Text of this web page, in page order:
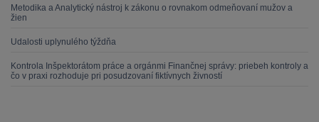
Metodika a Analytický nástroj k zákonu o rovnakom odmeňovaní mužov a
žien
Udalosti uplynulého týždňa
Kontrola Inšpektorátom práce a orgánmi Finančnej správy: priebeh kontroly a
čo v praxi rozhoduje pri posudzovaní fiktívnych živností